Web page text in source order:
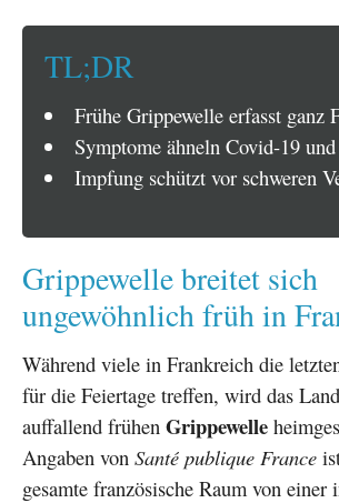
TL;DR
Frühe Grippewelle erfasst ganz
Symptome ähneln Covid-19
Impfung schützt vor schweren
Grippewelle breitet sich
ungewöhnlich früh in
Während viele in Frankreich die
für die Feiertage treffen, wird das
auffallend frühen Grippewelle
Angaben von Santé publique France
gesamte französische Raum von einer